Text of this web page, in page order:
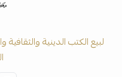
لبيع الكتب الدينية والثقافية